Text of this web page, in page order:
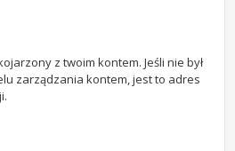
z twoim kontem. Jeśli nie był
zarządzania kontem, jest to adres